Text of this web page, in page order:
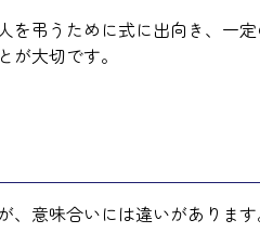
を弔うために式に出向き、一
が大切です。
意味合いには違いがあります